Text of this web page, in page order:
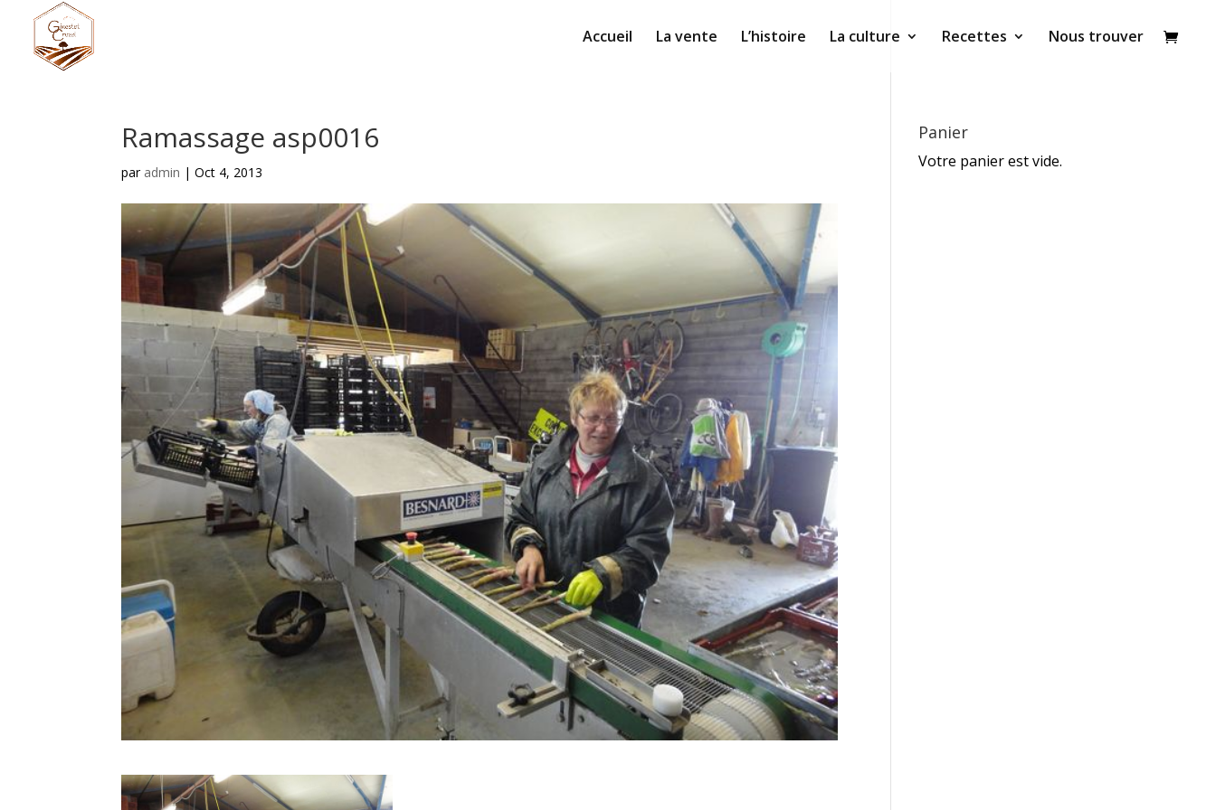
Accueil La vente L’histoire La culture Recettes Nous trouver
Ramassage asp0016
par admin |Oct 4, 2013
Panier
Votre panier est vide.